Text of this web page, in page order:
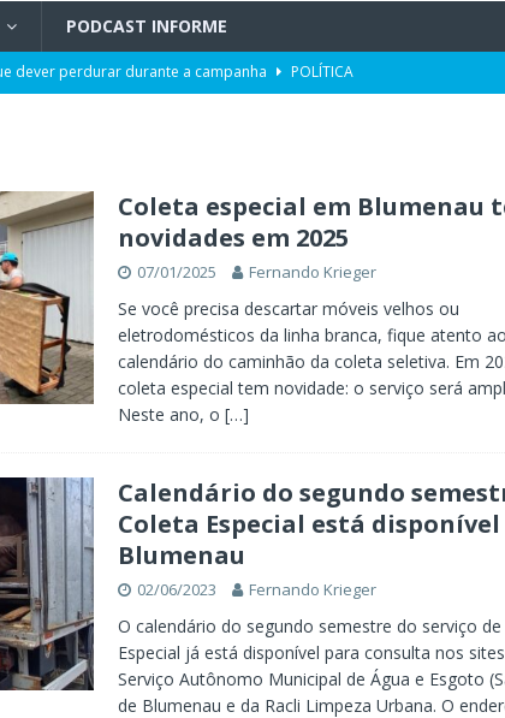
PODCAST INFORME
dever perdurar durante a campanha
POLÍTICA
Santa Catarina
e milho após reuniões em Assunção
POLÍTICA
ao Senado pelo Missão
TV INFORME BLUMENAU
sangue POLÍTICA
Coleta especial em Blumenau
novidades em 2025
07/01/2025 Fernando Krieger
Se você precisa descartar móveis velhos ou
eletrodomésticos da linha branca, fique atento
calendário do caminhão da coleta seletiva. Em
coleta especial tem novidade: o serviço será
Neste ano, o […]
Calendário do segundo
Coleta Especial está disponível
Blumenau
02/06/2023 Fernando Krieger
O calendário do segundo semestre do serviço de
Especial já está disponível para consulta nos
Serviço Autônomo Municipal de Água e Esgoto
de Blumenau e da Racli Limpeza Urbana. O